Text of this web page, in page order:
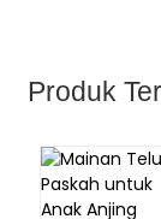
Produk